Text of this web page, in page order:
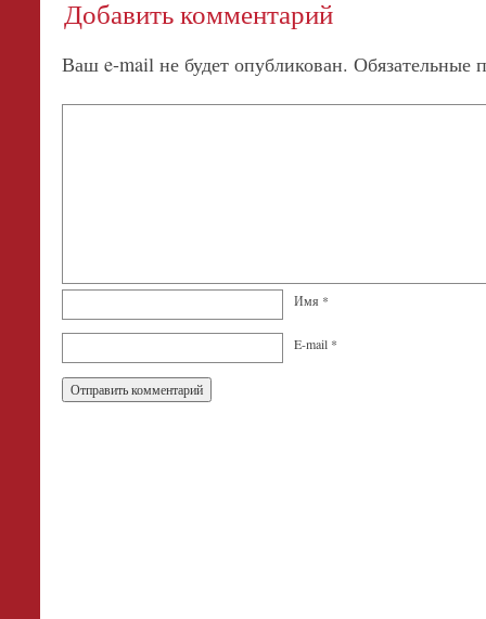
Добавить комментарий
Ваш e-mail не будет опубликован. Обязательные
Имя *
E-mail *